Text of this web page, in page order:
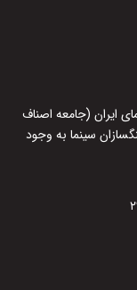
ایران (جامعه اصناف
سینما به وجود